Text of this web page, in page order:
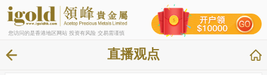
您访问的是香港地区网站 投资有风险 交易需谨慎
直播观点